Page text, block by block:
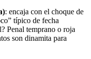
: encaja con el choque de
típico de fecha
Penal temprano o roja
son dinamita para